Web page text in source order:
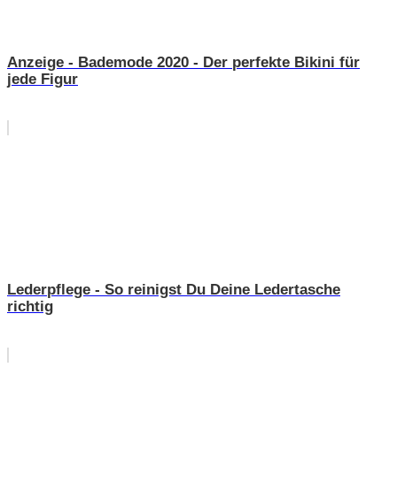
Anzeige - Bademode 2020 - Der perfekte Bikini für
jede Figur
Lederpflege - So reinigst Du Deine Ledertasche
richtig